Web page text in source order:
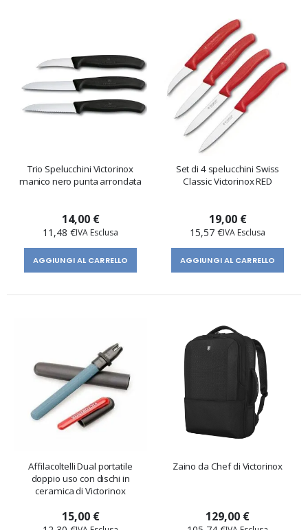
Trio Spelucchini Victorinox
manico nero punta arrondata
14,00 €
11,48 €
AGGIUNGI AL CARRELLO
Set di 4 spelucchini Swiss
Classic Victorinox RED
19,00 €
15,57 €
AGGIUNGI AL CARRELLO
Affilacoltelli Dual portatile
doppio uso con dischi in
ceramica di Victorinox
15,00 €
Zaino da Chef di Victorinox
129,00 €